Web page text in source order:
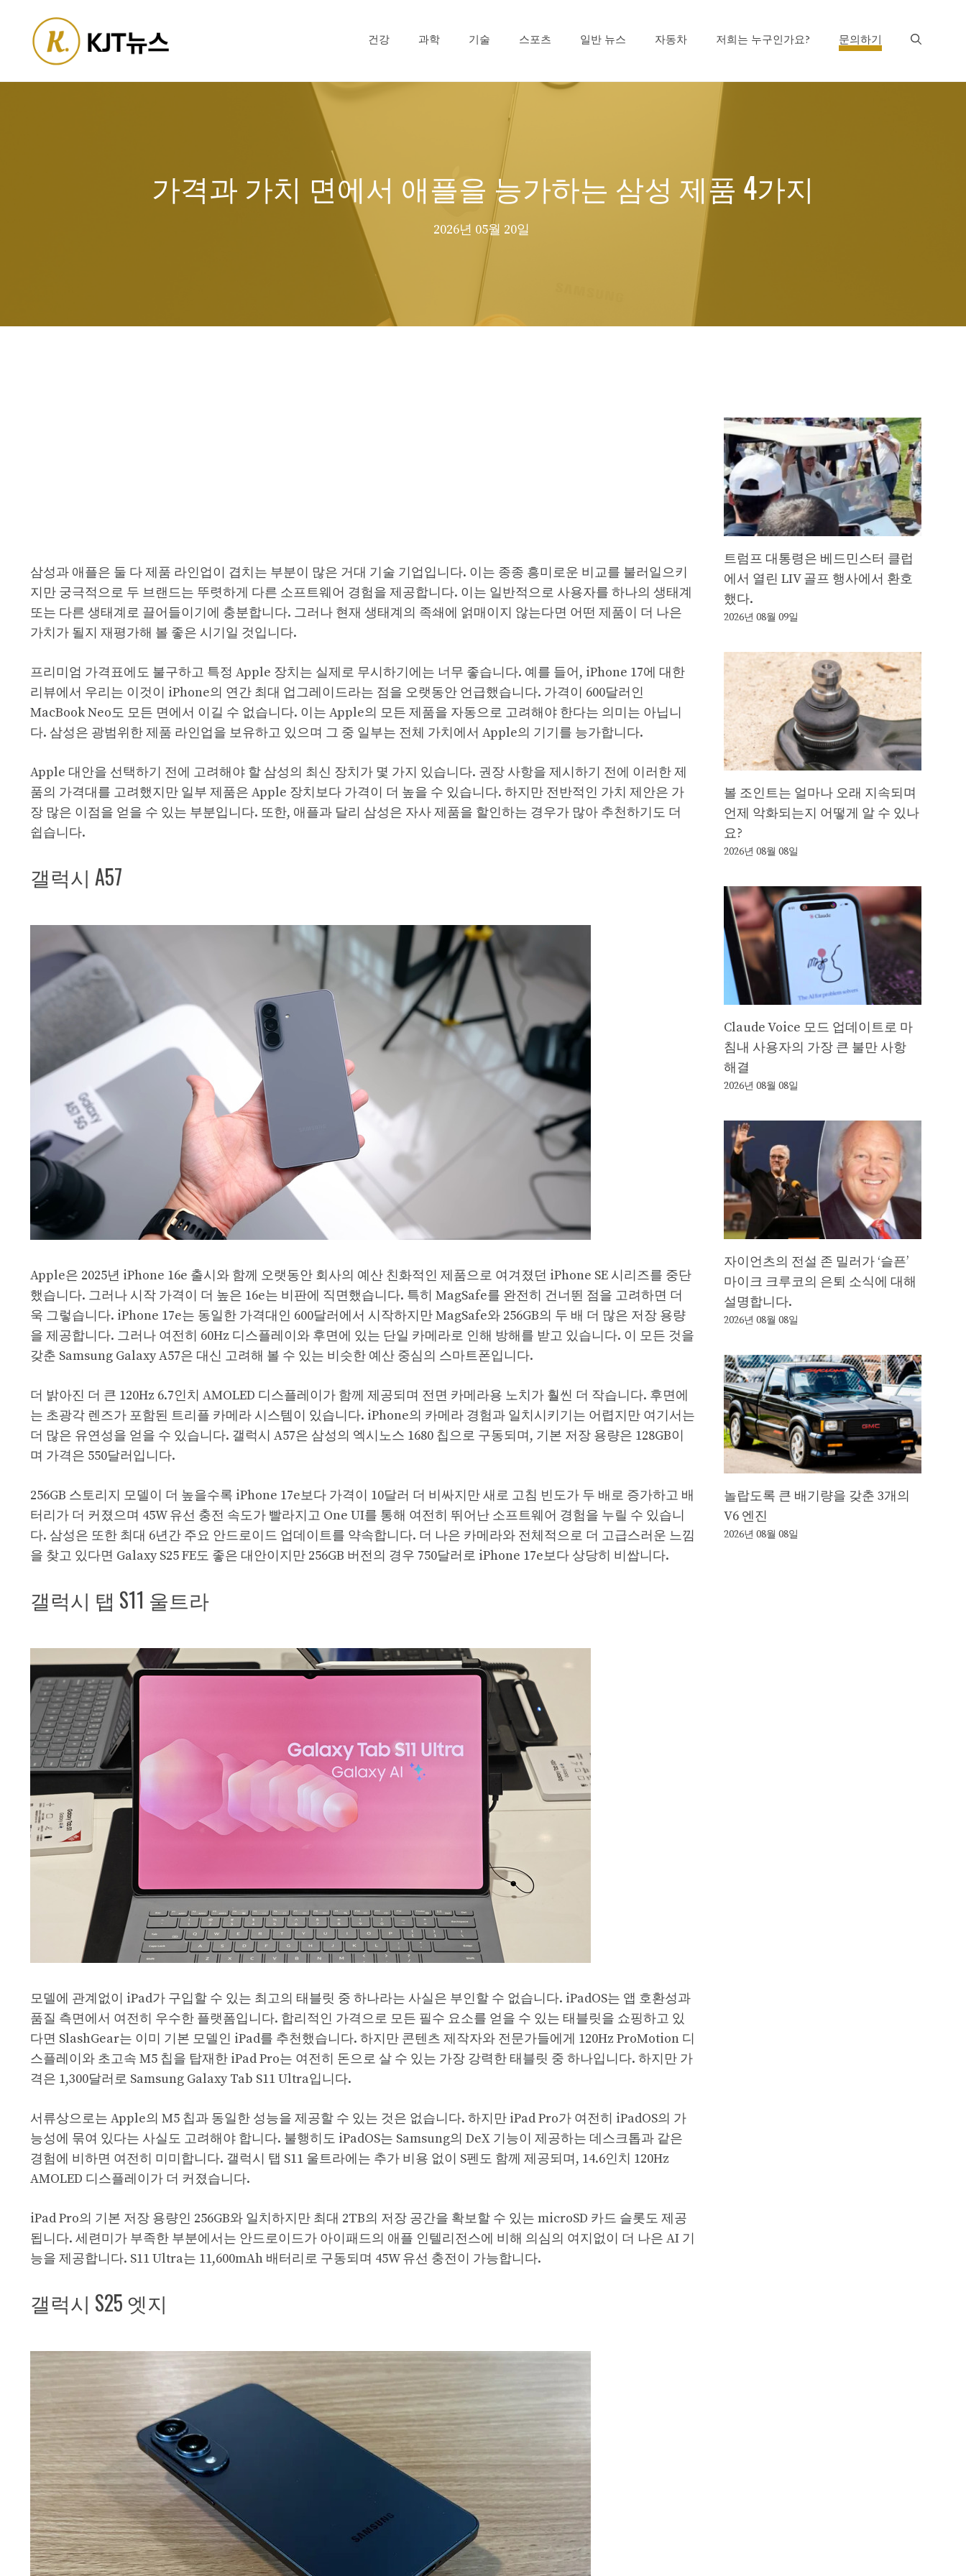
content
건강 과학 기술 스포츠 일반 뉴스 자동차 저희는 누구인가요? 문의하기
가격과 가치 면에서 애플을 능가하는 삼성 제품 4가지
2026년 05월 20일
삼성과 애플은 둘 다 제품 라인업이 겹치는 부분이 많은 거대 기술 기업입니다. 이는 종종 흥미로운 비교를 불러일으키
지만 궁극적으로 두 브랜드는 뚜렷하게 다른 소프트웨어 경험을 제공합니다. 이는 일반적으로 사용자를 하나의 생태계
또는 다른 생태계로 끌어들이기에 충분합니다. 그러나 현재 생태계의 족쇄에 얽매이지 않는다면 어떤 제품이 더 나은
가치가 될지 재평가해 볼 좋은 시기일 것입니다.
프리미엄 가격표에도 불구하고 특정 Apple 장치는 실제로 무시하기에는 너무 좋습니다. 예를 들어, iPhone 17에 대한
리뷰에서 우리는 이것이 iPhone의 연간 최대 업그레이드라는 점을 오랫동안 언급했습니다. 가격이 600달러인
MacBook Neo도 모든 면에서 이길 수 없습니다. 이는 Apple의 모든 제품을 자동으로 고려해야 한다는 의미는 아닙니
다. 삼성은 광범위한 제품 라인업을 보유하고 있으며 그 중 일부는 전체 가치에서 Apple의 기기를 능가합니다.
Apple 대안을 선택하기 전에 고려해야 할 삼성의 최신 장치가 몇 가지 있습니다. 권장 사항을 제시하기 전에 이러한 제
품의 가격대를 고려했지만 일부 제품은 Apple 장치보다 가격이 더 높을 수 있습니다. 하지만 전반적인 가치 제안은 가
장 많은 이점을 얻을 수 있는 부분입니다. 또한, 애플과 달리 삼성은 자사 제품을 할인하는 경우가 많아 추천하기도 더
쉽습니다.
갤럭시 A57
Apple은 2025년 iPhone 16e 출시와 함께 오랫동안 회사의 예산 친화적인 제품으로 여겨졌던 iPhone SE 시리즈를 중단
했습니다. 그러나 시작 가격이 더 높은 16e는 비판에 직면했습니다. 특히 MagSafe를 완전히 건너뛴 점을 고려하면 더
욱 그렇습니다. iPhone 17e는 동일한 가격대인 600달러에서 시작하지만 MagSafe와 256GB의 두 배 더 많은 저장 용량
을 제공합니다. 그러나 여전히 60Hz 디스플레이와 후면에 있는 단일 카메라로 인해 방해를 받고 있습니다. 이 모든 것을
갖춘 Samsung Galaxy A57은 대신 고려해 볼 수 있는 비슷한 예산 중심의 스마트폰입니다.
더 밝아진 더 큰 120Hz 6.7인치 AMOLED 디스플레이가 함께 제공되며 전면 카메라용 노치가 훨씬 더 작습니다. 후면에
는 초광각 렌즈가 포함된 트리플 카메라 시스템이 있습니다. iPhone의 카메라 경험과 일치시키기는 어렵지만 여기서는
더 많은 유연성을 얻을 수 있습니다. 갤럭시 A57은 삼성의 엑시노스 1680 칩으로 구동되며, 기본 저장 용량은 128GB이
며 가격은 550달러입니다.
256GB 스토리지 모델이 더 높을수록 iPhone 17e보다 가격이 10달러 더 비싸지만 새로 고침 빈도가 두 배로 증가하고 배
터리가 더 커졌으며 45W 유선 충전 속도가 빨라지고 One UI를 통해 여전히 뛰어난 소프트웨어 경험을 누릴 수 있습니
다. 삼성은 또한 최대 6년간 주요 안드로이드 업데이트를 약속합니다. 더 나은 카메라와 전체적으로 더 고급스러운 느낌
을 찾고 있다면 Galaxy S25 FE도 좋은 대안이지만 256GB 버전의 경우 750달러로 iPhone 17e보다 상당히 비쌉니다.
갤럭시 탭 S11 울트라
모델에 관계없이 iPad가 구입할 수 있는 최고의 태블릿 중 하나라는 사실은 부인할 수 없습니다. iPadOS는 앱 호환성과
품질 측면에서 여전히 우수한 플랫폼입니다. 합리적인 가격으로 모든 필수 요소를 얻을 수 있는 태블릿을 쇼핑하고 있
다면 SlashGear는 이미 기본 모델인 iPad를 추천했습니다. 하지만 콘텐츠 제작자와 전문가들에게 120Hz ProMotion 디
스플레이와 초고속 M5 칩을 탑재한 iPad Pro는 여전히 돈으로 살 수 있는 가장 강력한 태블릿 중 하나입니다. 하지만 가
격은 1,300달러로 Samsung Galaxy Tab S11 Ultra입니다.
서류상으로는 Apple의 M5 칩과 동일한 성능을 제공할 수 있는 것은 없습니다. 하지만 iPad Pro가 여전히 iPadOS의 가
능성에 묶여 있다는 사실도 고려해야 합니다. 불행히도 iPadOS는 Samsung의 DeX 기능이 제공하는 데스크톱과 같은
경험에 비하면 여전히 미미합니다. 갤럭시 탭 S11 울트라에는 추가 비용 없이 S펜도 함께 제공되며, 14.6인치 120Hz
AMOLED 디스플레이가 더 커졌습니다.
iPad Pro의 기본 저장 용량인 256GB와 일치하지만 최대 2TB의 저장 공간을 확보할 수 있는 microSD 카드 슬롯도 제공
됩니다. 세련미가 부족한 부분에서는 안드로이드가 아이패드의 애플 인텔리전스에 비해 의심의 여지없이 더 나은 AI 기
능을 제공합니다. S11 Ultra는 11,600mAh 배터리로 구동되며 45W 유선 충전이 가능합니다.
갤럭시 S25 엣지
트럼프 대통령은 베드민스터 클럽
에서 열린 LIV 골프 행사에서 환호
했다.
2026년 08월 09일
볼 조인트는 얼마나 오래 지속되며
언제 악화되는지 어떻게 알 수 있나
요?
2026년 08월 08일
Claude Voice 모드 업데이트로 마
침내 사용자의 가장 큰 불만 사항
해결
2026년 08월 08일
자이언츠의 전설 존 밀러가 ‘슬픈’
마이크 크루코의 은퇴 소식에 대해
설명합니다.
2026년 08월 08일
놀랍도록 큰 배기량을 갖춘 3개의
V6 엔진
2026년 08월 08일